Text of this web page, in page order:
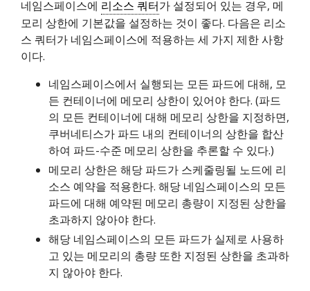
네임스페이스에 리소스 쿼터가 설정되어 있는 경우, 메
모리 상한에 기본값을 설정하는 것이 좋다. 다음은 리소
스 쿼터가 네임스페이스에 적용하는 세 가지 제한 사항
이다.
네임스페이스에서 실행되는 모든 파드에 대해, 모
든 컨테이너에 메모리 상한이 있어야 한다. (파드
의 모든 컨테이너에 대해 메모리 상한을 지정하면,
쿠버네티스가 파드 내의 컨테이너의 상한을 합산
하여 파드-수준 메모리 상한을 추론할 수 있다.)
메모리 상한은 해당 파드가 스케줄링될 노드에 리
소스 예약을 적용한다. 해당 네임스페이스의 모든
파드에 대해 예약된 메모리 총량이 지정된 상한을
초과하지 않아야 한다.
해당 네임스페이스의 모든 파드가 실제로 사용하
고 있는 메모리의 총량 또한 지정된 상한을 초과하
지 않아야 한다.